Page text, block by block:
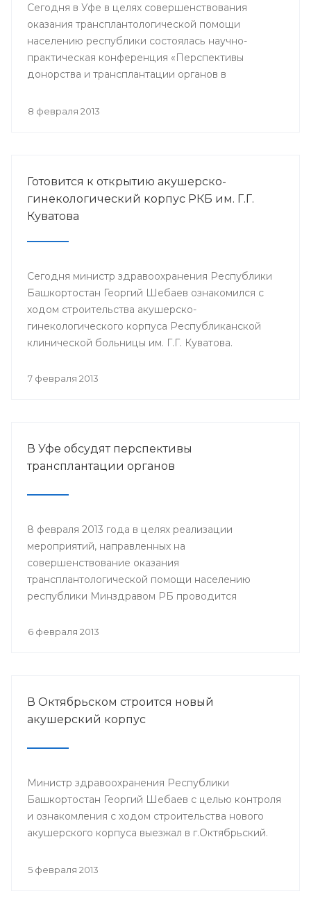
Сегодня в Уфе в целях совершенствования
оказания трансплантологической помощи
населению республики состоялась научно-
практическая конференция «Перспективы
донорства и трансплантации органов в
8 февраля 2013
Готовится к открытию акушерско-
гинекологический корпус РКБ им. Г.Г.
Куватова
Сегодня министр здравоохранения Республики
Башкортостан Георгий Шебаев ознакомился с
ходом строительства акушерско-
гинекологического корпуса Республиканской
клинической больницы им. Г.Г. Куватова.
7 февраля 2013
В Уфе обсудят перспективы
трансплантации органов
8 февраля 2013 года в целях реализации
мероприятий, направленных на
совершенствование оказания
трансплантологической помощи населению
республики Минздравом РБ проводится
конференция «Перспективы донорства и
6 февраля 2013
В Октябрьском строится новый
акушерский корпус
Министр здравоохранения Республики
Башкортостан Георгий Шебаев с целью контроля
и ознакомления с ходом строительства нового
акушерского корпуса выезжал в г.Октябрьский.
5 февраля 2013